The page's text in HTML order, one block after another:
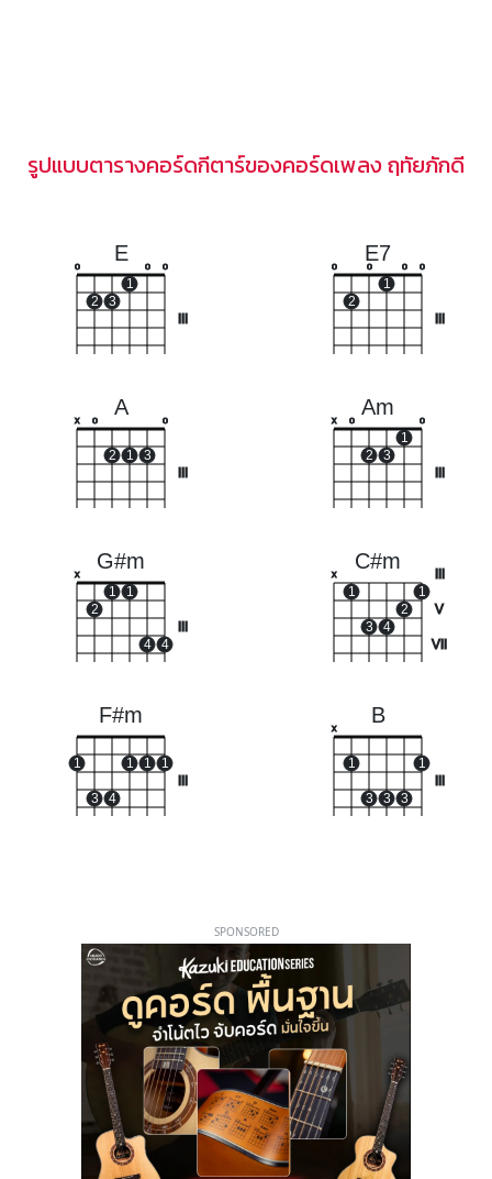
รูปแบบตารางคอร์ดกีตาร์ของคอร์ดเพลง ฤทัยภักดี
E
o
2 3
1
o o
E7
o
2
o
1
o o
A
x o
2 1 3
o
Am
x o
2 3
1
o
G#m
x
2
1 1
4 4
C#m
V
VII
x
1
3 4
2
1
F#m
1
3 4
1 1 1
B
x
1
3 3 3
1
SPONSORED